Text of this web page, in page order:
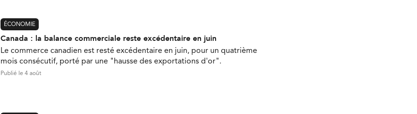
ÉCONOMIE
Canada : la balance commerciale reste excédentaire en juin
Le commerce canadien est resté excédentaire en juin, pour un quatrième
mois consécutif, porté par une "hausse des exportations d'or".
Publié le 4 août